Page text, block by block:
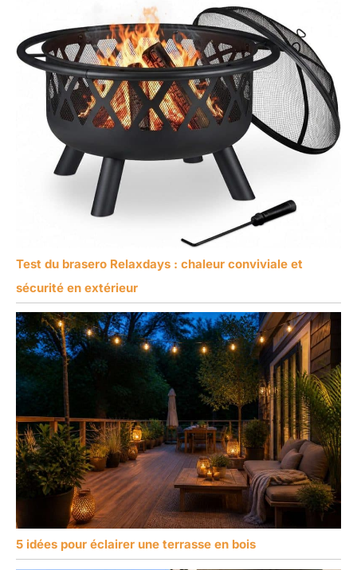
Test du brasero Relaxdays : chaleur conviviale et
sécurité en extérieur
5 idées pour éclairer une terrasse en bois